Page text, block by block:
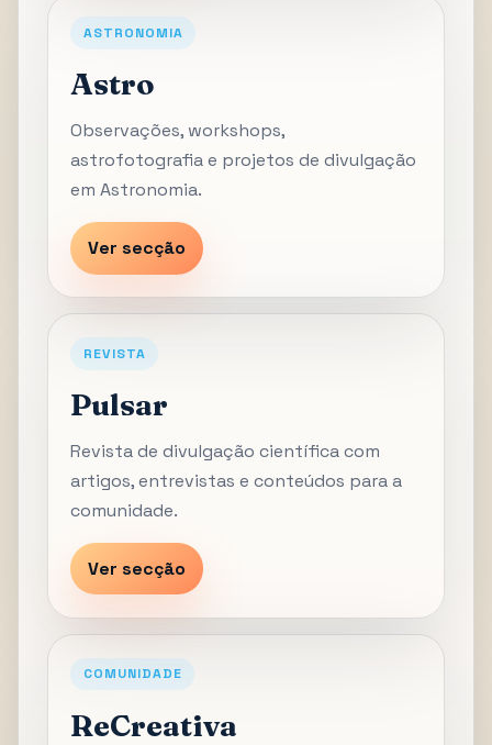
ASTRONOMIA
Astro
Observações, workshops,
astrofotografia e projetos de divulgação
em Astronomia.
Ver secção
REVISTA
Pulsar
Revista de divulgação científica com
artigos, entrevistas e conteúdos para a
comunidade.
Ver secção
COMUNIDADE
ReCreativa